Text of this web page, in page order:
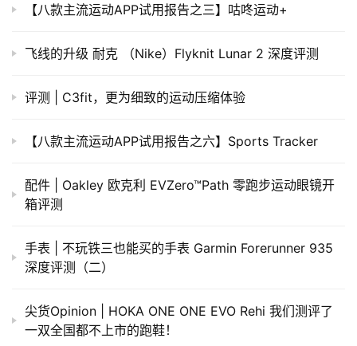
【八款主流运动APP试用报告之三】咕咚运动+
飞线的升级 耐克 （Nike）Flyknit Lunar 2 深度评测
评测 | C3fit，更为细致的运动压缩体验
【八款主流运动APP试用报告之六】Sports Tracker
配件 | Oakley 欧克利 EVZero™Path 零跑步运动眼镜开
箱评测
手表 | 不玩铁三也能买的手表 Garmin Forerunner 935
深度评测（二）
尖货Opinion | HOKA ONE ONE EVO Rehi 我们测评了
一双全国都不上市的跑鞋！